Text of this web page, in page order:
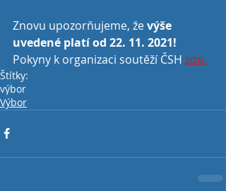
Znovu upozorňujeme, že výše
uvedené platí od 22. 11. 2021!
Pokyny k organizaci soutěží ČSH zde.
Štítky:
výbor
Výbor